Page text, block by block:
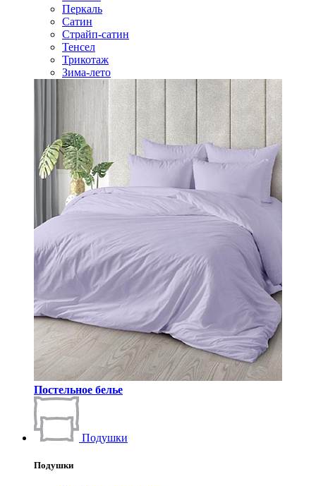
Перкаль
Сатин
Страйп-сатин
Тенсел
Трикотаж
Зима-лето
Постельное белье
Подушки
Подушки